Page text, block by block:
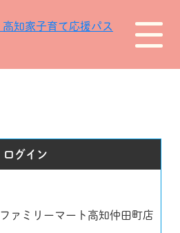
ログイン
ファミリーマート高知仲田町店